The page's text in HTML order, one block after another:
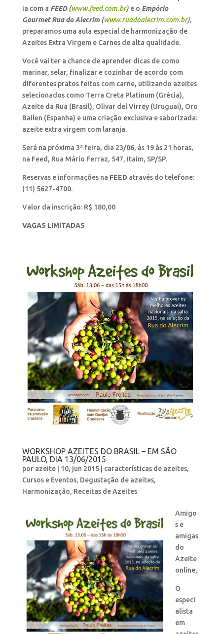
ia com a FEED(www.feed.com.br)e o Empório
Gourmet Rua do Alecrim(www.ruadoalecrim.com.br),
preparamos uma aula especial de harmonização de
Azeites Extra Virgem e Carnes de alta qualidade.
Você vai ter a chance de aprender dicas de como
marinar, selar, finalizar e cozinhar de acordo com
diferentes pratos feitos com carne, utilizando azeites
selecionados como Terra Creta Platinum (Grécia),
Azeite da Rua (Brasil), Olivar del Virrey (Uruguai), Oro
Bailen (Espanha) e uma criação exclusiva e saborizada:
azeite extra virgem com laranja.
Será na próxima 3ª feira, dia 23/06, às 19 às 21 horas,
na Feed, Rua Mário Ferraz, 547, Itaim, SP/SP.
Reservas e informações na FEED através do telefone:
(11) 5627-4700.
Valor da inscrição: R$ 180,00
VAGAS LIMITADAS
WORKSHOP AZEITES DO BRASIL – EM SÃO
PAULO, DIA 13/06/2015
por azeite| 10, jun 2015| características de azeites,
Cursos e Eventos, Degustação de azeites,
Harmonização, Receitas de Azeites
Amigo
s e
amigas
do
Azeite
online,
O
especi
alista
em